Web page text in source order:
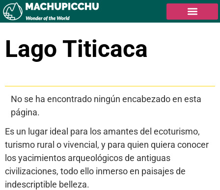
Lago Titicaca
No se ha encontrado ningún encabezado en esta
página.
Es un lugar ideal para los amantes del ecoturismo,
turismo rural o vivencial, y para quien quiera conocer
los yacimientos arqueológicos de antiguas
civilizaciones, todo ello inmerso en paisajes de
indescriptible belleza.